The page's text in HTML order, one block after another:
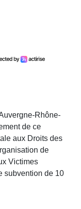
Rhône-
de ce
aux Droits des
de
Victimes
subvention de 10